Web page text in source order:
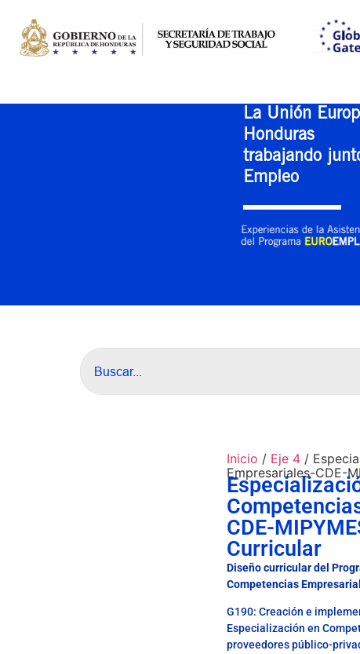
La Unión
Honduras
trabajando
Empleo
Inicio / Eje 4/
Empresariales-CDE-
CDE-
Curricular
Diseño curricular del
Competencias
G190: Creación e
Especialización en
proveedores público-